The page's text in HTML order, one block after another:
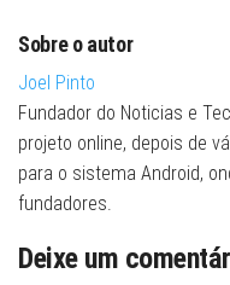
Sobre o autor
Joel Pinto
Fundador do Noticias e
projeto online, depois de
para o sistema Android,
fundadores.
Deixe um